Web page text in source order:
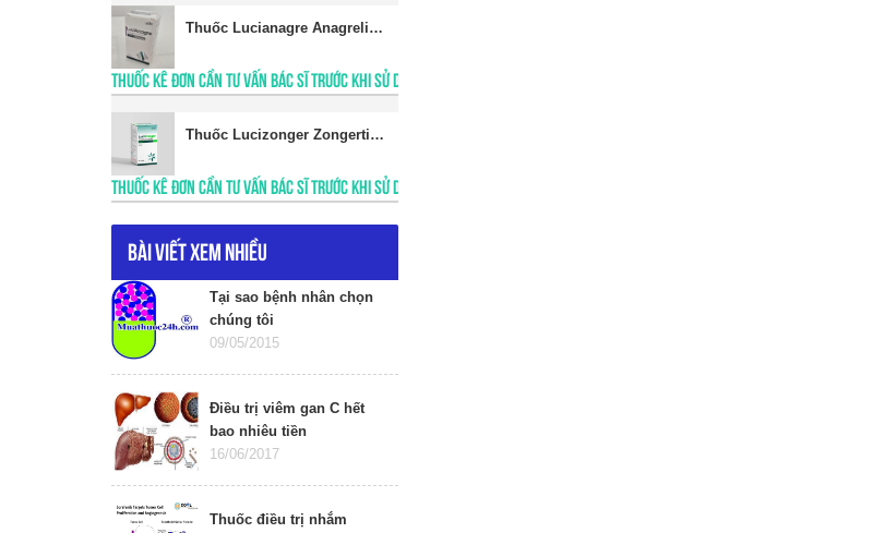
​Thuốc Lucianagre Anagrelide giá bao nhiêu
THUỐC KÊ ĐƠN CẦN TƯ VẤN BÁC SĨ TRƯỚC KHI SỬ DỤNG
​Thuốc Lucizonger Zongertinib 60mg giá bao nhiêu
THUỐC KÊ ĐƠN CẦN TƯ VẤN BÁC SĨ TRƯỚC KHI SỬ DỤNG
Bài viết xem nhiều
Tại sao bệnh nhân chọn
chúng tôi
09/05/2015
Điều trị viêm gan C hết
bao nhiêu tiền
16/06/2017
Thuốc điều trị nhắm